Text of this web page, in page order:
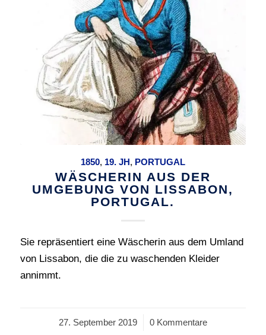
1850, 19. JH, PORTUGAL
WÄSCHERIN AUS DER
UMGEBUNG VON LISSABON,
PORTUGAL.
Sie repräsentiert eine Wäscherin aus dem Umland
von Lissabon, die die zu waschenden Kleider
annimmt.
27. September 2019
/ 0 Kommentare